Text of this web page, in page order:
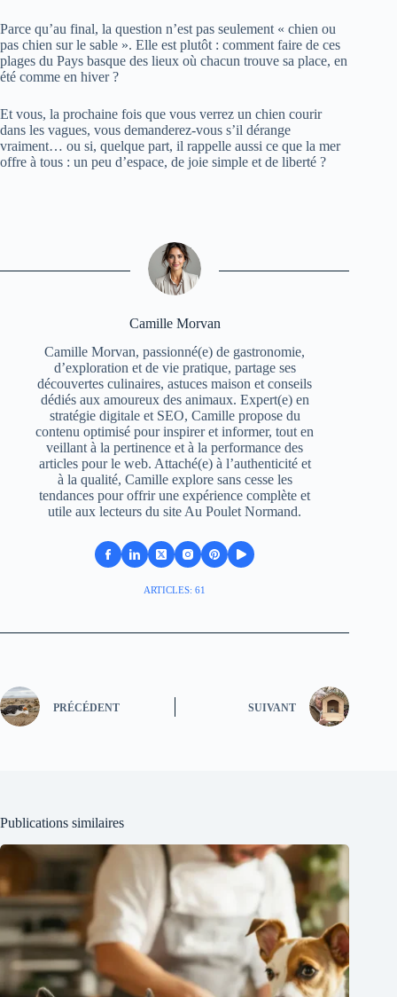
Parce qu’au final, la question n’est pas seulement « chien ou
pas chien sur le sable ». Elle est plutôt : comment faire de ces
plages du Pays basque des lieux où chacun trouve sa place, en
été comme en hiver ?
Et vous, la prochaine fois que vous verrez un chien courir
dans les vagues, vous demanderez-vous s’il dérange
vraiment… ou si, quelque part, il rappelle aussi ce que la mer
offre à tous : un peu d’espace, de joie simple et de liberté ?
Camille Morvan
Camille Morvan, passionné(e) de gastronomie,
d’exploration et de vie pratique, partage ses
découvertes culinaires, astuces maison et conseils
dédiés aux amoureux des animaux. Expert(e) en
stratégie digitale et SEO, Camille propose du
contenu optimisé pour inspirer et informer, tout en
veillant à la pertinence et à la performance des
articles pour le web. Attaché(e) à l’authenticité et
à la qualité, Camille explore sans cesse les
tendances pour offrir une expérience complète et
utile aux lecteurs du site Au Poulet Normand.
ARTICLES: 61
PRÉCÉDENT SUIVANT
Publications similaires